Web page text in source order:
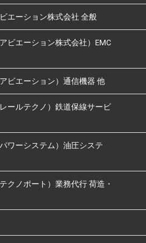
エーション株式会社 全般
ビエーション株式会社）EMC
ビエーション）通信機器 他
ールテクノ）鉄道保線サービ
ワーシステム）油圧システ
クノポート）業務代行 荷造・